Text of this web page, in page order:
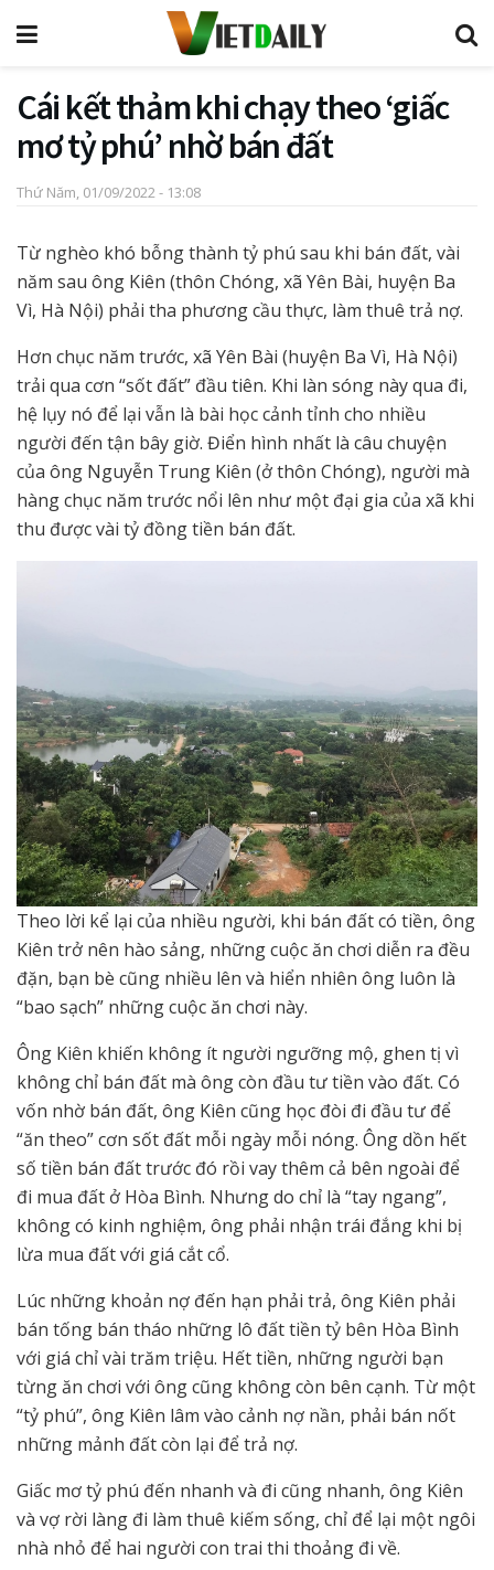
Cái kết thảm khi chạy theo ‘giấc
mơ tỷ phú’ nhờ bán đất
Thứ Năm, 01/09/2022 - 13:08
Từ nghèo khó bỗng thành tỷ phú sau khi bán đất, vài
năm sau ông Kiên (thôn Chóng, xã Yên Bài, huyện Ba
Vì, Hà Nội) phải tha phương cầu thực, làm thuê trả nợ.
Hơn chục năm trước, xã Yên Bài (huyện Ba Vì, Hà Nội)
trải qua cơn “sốt đất” đầu tiên. Khi làn sóng này qua đi,
hệ lụy nó để lại vẫn là bài học cảnh tỉnh cho nhiều
người đến tận bây giờ. Điển hình nhất là câu chuyện
của ông Nguyễn Trung Kiên (ở thôn Chóng), người mà
hàng chục năm trước nổi lên như một đại gia của xã khi
thu được vài tỷ đồng tiền bán đất.
Theo lời kể lại của nhiều người, khi bán đất có tiền, ông
Kiên trở nên hào sảng, những cuộc ăn chơi diễn ra đều
đặn, bạn bè cũng nhiều lên và hiển nhiên ông luôn là
“bao sạch” những cuộc ăn chơi này.
Ông Kiên khiến không ít người ngưỡng mộ, ghen tị vì
không chỉ bán đất mà ông còn đầu tư tiền vào đất. Có
vốn nhờ bán đất, ông Kiên cũng học đòi đi đầu tư để
“ăn theo” cơn sốt đất mỗi ngày mỗi nóng. Ông dồn hết
số tiền bán đất trước đó rồi vay thêm cả bên ngoài để
đi mua đất ở Hòa Bình. Nhưng do chỉ là “tay ngang”,
không có kinh nghiệm, ông phải nhận trái đắng khi bị
lừa mua đất với giá cắt cổ.
Lúc những khoản nợ đến hạn phải trả, ông Kiên phải
bán tống bán tháo những lô đất tiền tỷ bên Hòa Bình
với giá chỉ vài trăm triệu. Hết tiền, những người bạn
từng ăn chơi với ông cũng không còn bên cạnh. Từ một
“tỷ phú”, ông Kiên lâm vào cảnh nợ nần, phải bán nốt
những mảnh đất còn lại để trả nợ.
Giấc mơ tỷ phú đến nhanh và đi cũng nhanh, ông Kiên
và vợ rời làng đi làm thuê kiếm sống, chỉ để lại một ngôi
nhà nhỏ để hai người con trai thi thoảng đi về.